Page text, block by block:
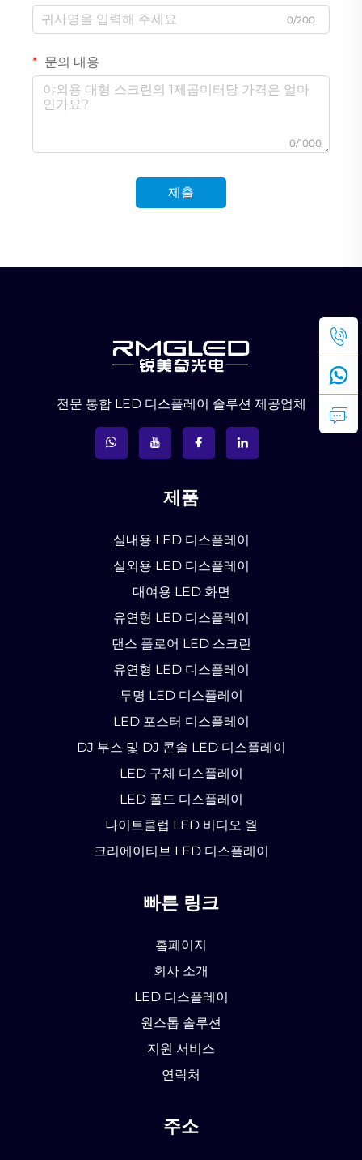
0/200
문의 내용
0/1000
제출
전문 통합 LED 디스플레이 솔루션 제공업체
제품
실내용 LED 디스플레이
실외용 LED 디스플레이
대여용 LED 화면
유연형 LED 디스플레이
댄스 플로어 LED 스크린
유연형 LED 디스플레이
투명 LED 디스플레이
LED 포스터 디스플레이
DJ 부스 및 DJ 콘솔 LED 디스플레이
LED 구체 디스플레이
LED 폴드 디스플레이
나이트클럽 LED 비디오 월
크리에이티브 LED 디스플레이
빠른 링크
홈페이지
회사 소개
LED 디스플레이
원스톱 솔루션
지원 서비스
연락처
주소